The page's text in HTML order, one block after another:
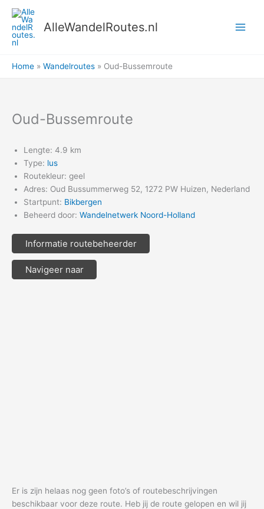
naar
inhoud
AlleWandelRoutes.nl
Home Wandelroutes Oud-Bussemroute
Oud-Bussemroute
Lengte: 4.9 km
Type: lus
Routekleur: geel
Adres: Oud Bussummerweg 52, 1272 PW Huizen, Nederland
Startpunt: Bikbergen
Beheerd door: Wandelnetwerk Noord-Holland
Informatie routebeheerder
Navigeer naar
Er is zijn helaas nog geen foto’s of routebeschrijvingen
beschikbaar voor deze route. Heb jij de route gelopen en wil jij